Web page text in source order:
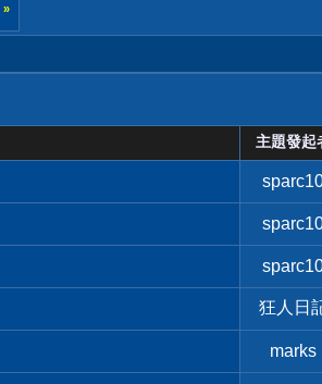
»
主題發起
狂人日
marks